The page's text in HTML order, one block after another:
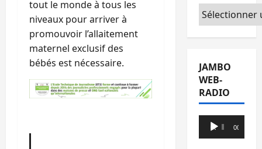
tout le monde à tous les
niveaux pour arriver à
promouvoir l’allaitement
maternel exclusif des
bébés est nécessaire.
Catégories
JAMBO
WEB-
RADIO
Lecteur
audio
00:00 00:00